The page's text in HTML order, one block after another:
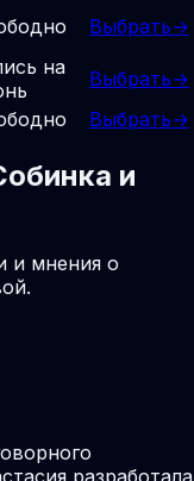
Выбрать→
на
Выбрать→
Выбрать→
и
и мнения о
разработала